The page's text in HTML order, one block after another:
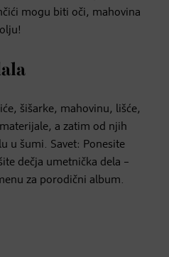
mogu biti oči, mahovina
šišarke, mahovinu, lišće,
a zatim od njih
u šumi. Savet: Ponesite
dečja umetnička dela –
za porodični album.